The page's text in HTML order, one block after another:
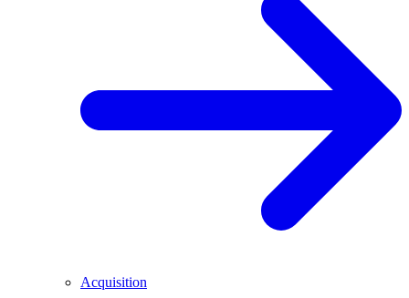
Acquisition